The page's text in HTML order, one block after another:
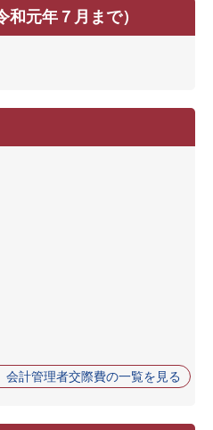
元年７月まで）
会計管理者交際費の一覧を見る